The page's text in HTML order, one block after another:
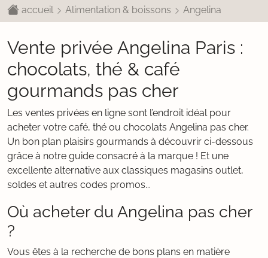
accueil Alimentation & boissons Angelina
Vente privée Angelina Paris :
chocolats, thé & café
gourmands pas cher
Les ventes privées en ligne sont l’endroit idéal pour
acheter votre café, thé ou chocolats Angelina pas cher.
Un bon plan plaisirs gourmands à découvrir ci-dessous
grâce à notre guide consacré à la marque ! Et une
excellente alternative aux classiques magasins outlet,
soldes et autres codes promos...
Où acheter du Angelina pas cher
?
Vous êtes à la recherche de bons plans en matière